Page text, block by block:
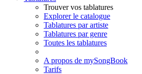
Trouver vos tablatures
Explorer le catalogue
Tablatures par artiste
Tablatures par genre
Toutes les tablatures
A propos de mySongBook
Tarifs